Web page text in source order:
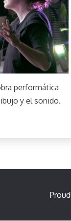
performática
y el sonido.